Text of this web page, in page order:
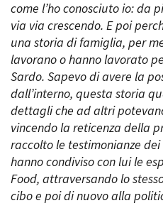
Amministrazione trasparente
Bandi e gare
Contatti
Privacy
Cookie policy
Whistleblowing
Credits
come l’ho conosciuto io: da
via via crescendo. E poi
una storia di famiglia, per
lavorano o hanno lavorato
Sardo. Sapevo di avere la
dall’interno, questa storia
dettagli che ad altri
vincendo la reticenza della
raccolto le testimonianze
hanno condiviso con lui le
Food, attraversando lo
cibo e poi di nuovo alla